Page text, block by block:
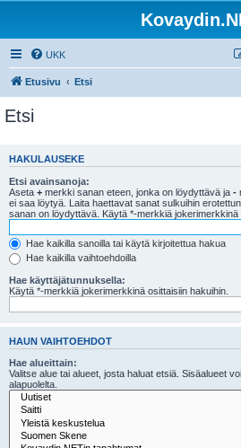
UKK
Etusivu Etsi
Etsi
HAKULAUSEKE
Etsi avainsanoja:
Aseta + merkki sanan eteen, jonka on löydyttävä ja -
ei saa löytyä. Laita haettavat sanat sulkuihin
sanan on löydyttävä. Käytä *-merkkiä jokerimerkkinä
Hae kaikilla sanoilla tai käytä kirjoitettua hakua
Hae kaikilla vaihtoehdoilla
Hae käyttäjätunnuksella:
Käytä *-merkkiä jokerimerkkinä osittaisiin hakuihin.
HAUN VAIHTOEHDOT
Hae alueittain:
Valitse alue tai alueet, josta haluat etsiä. Sisäalueet
alapuolelta.